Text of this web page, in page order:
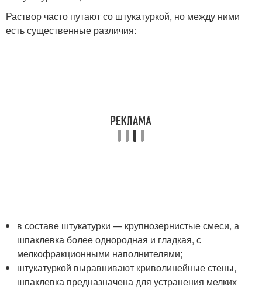
Раствор часто путают со штукатуркой, но между ними
есть существенные различия:
в составе штукатурки — крупнозернистые смеси, а
шпаклевка более однородная и гладкая, с
мелкофракционными наполнителями;
штукатуркой выравнивают криволинейные стены,
шпаклевка предназначена для устранения мелких